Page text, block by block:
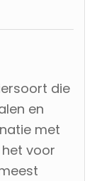
die
en
met
voor